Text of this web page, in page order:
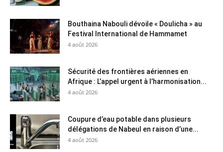
Bouthaina Nabouli dévoile « Doulicha » au
Festival International de Hammamet
4 août 2026
Sécurité des frontières aériennes en
Afrique : L’appel urgent à l’harmonisation...
4 août 2026
Coupure d’eau potable dans plusieurs
délégations de Nabeul en raison d’une...
4 août 2026